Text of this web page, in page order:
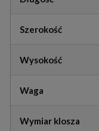
Szerokość
Wysokość
Waga
Wymiar klosza